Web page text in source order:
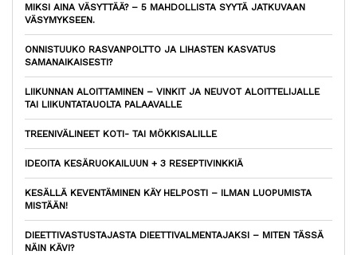
MIKSI AINA VÄSYTTÄÄ? – 5 MAHDOLLISTA SYYTÄ JATKUVAAN
VÄSYMYKSEEN.
ONNISTUUKO RASVANPOLTTO JA LIHASTEN KASVATUS
SAMANAIKAISESTI?
LIIKUNNAN ALOITTAMINEN – VINKIT JA NEUVOT ALOITTELIJALLE
TAI LIIKUNTATAUOLTA PALAAVALLE
TREENIVÄLINEET KOTI- TAI MÖKKISALILLE
IDEOITA KESÄRUOKAILUUN + 3 RESEPTIVINKKIÄ
KESÄLLÄ KEVENTÄMINEN KÄY HELPOSTI – ILMAN LUOPUMISTA
MISTÄÄN!
DIEETTIVASTUSTAJASTA DIEETTIVALMENTAJAKSI – MITEN TÄSSÄ
NÄIN KÄVI?